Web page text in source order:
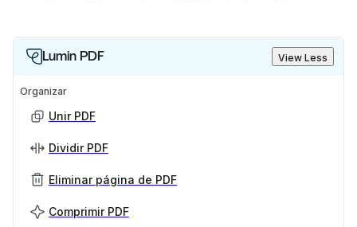
Lumin PDF View Less
Organizar
Unir PDF
Dividir PDF
Eliminar página de PDF
Comprimir PDF